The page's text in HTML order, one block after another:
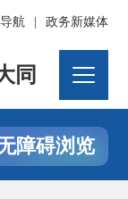
航 政务新媒体
同
障碍浏览